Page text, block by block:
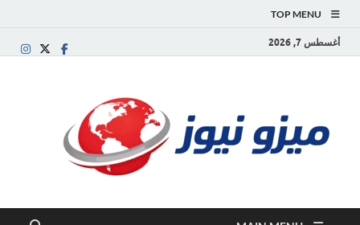
TOP MENU
أغسطس 7, 2026